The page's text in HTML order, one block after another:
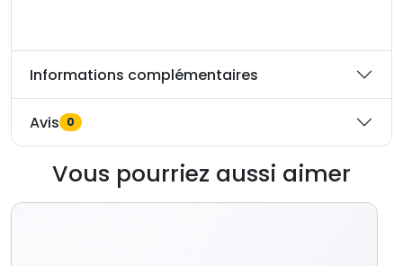
Informations complémentaires
Avis 0
Vous pourriez aussi aimer